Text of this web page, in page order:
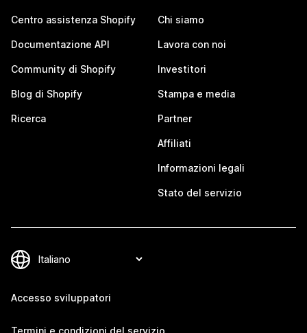
Centro assistenza Shopify
Documentazione API
Community di Shopify
Blog di Shopify
Ricerca
Chi siamo
Lavora con noi
Investitori
Stampa e media
Partner
Affiliati
Informazioni legali
Stato del servizio
Accesso sviluppatori
Termini e condizioni del servizio